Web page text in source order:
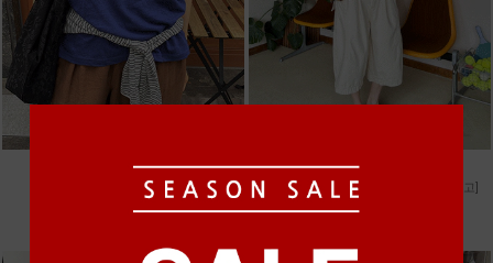
● ●
m_마무 린넨 나시 [4차 재입고]
28,000원
m_헤세드 스티치 데님팬츠 [4차 재입고]
87,000원